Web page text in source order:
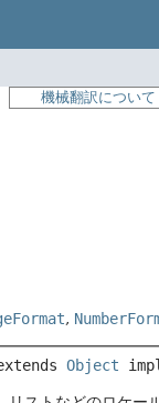
機械翻訳について
,
Object